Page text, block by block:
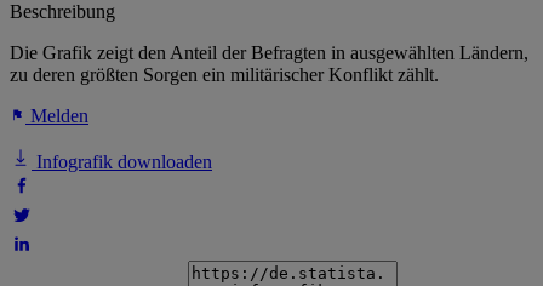
Beschreibung
Die Grafik zeigt den Anteil der Befragten in ausgewählten Ländern,
zu deren größten Sorgen ein militärischer Konflikt zählt.
Melden
Infografik downloaden